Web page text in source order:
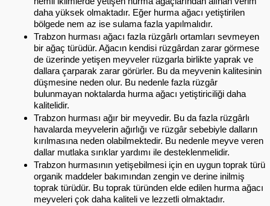
daha yüksek olmaktadır. Eğer hurma ağacı yetiştirilen
bölgede nem az ise sulama fazla yapılmalıdır.
Trabzon hurması ağacı fazla rüzgârlı ortamları sevmeyen
bir ağaç türüdür. Ağacın kendisi rüzgârdan zarar görmese
de üzerinde yetişen meyveler rüzgarla birlikte yaprak ve
dallara çarparak zarar görürler. Bu da meyvenin kalitesinin
düşmesine neden olur. Bu nedenle fazla rüzgâr
bulunmayan noktalarda hurma ağacı yetiştiriciliği daha
kalitelidir.
Trabzon hurması ağır bir meyvedir. Bu da fazla rüzgârlı
havalarda meyvelerin ağırlığı ve rüzgâr sebebiyle dalların
kırılmasına neden olabilmektedir. Bu nedenle meyve veren
dallar mutlaka sırıklar yardımı ile desteklenmelidir.
Trabzon hurmasının yetişebilmesi için en uygun toprak türü
organik maddeler bakımından zengin ve derine inilmiş
toprak türüdür. Bu toprak türünden elde edilen hurma ağacı
meyveleri çok daha kaliteli ve lezzetli olmaktadır.